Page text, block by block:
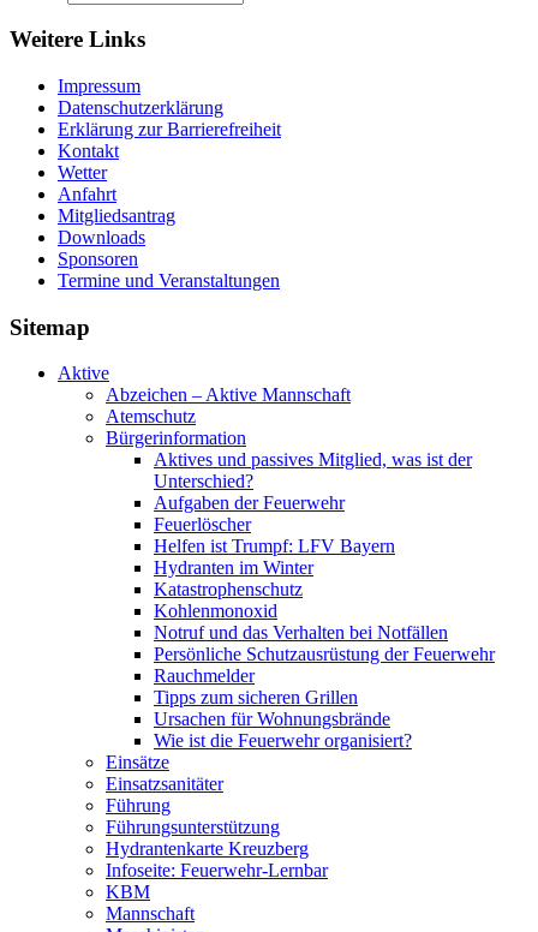
Weitere Links
Impressum
Datenschutzerklärung
Erklärung zur Barriere­frei­heit
Kontakt
Wetter
Anfahrt
Mitgliedsantrag
Downloads
Sponsoren
Termine und Veranstaltungen
Sitemap
Aktive
Abzeichen – Aktive Mannschaft
Atemschutz
Bürgerinformation
Aktives und passives Mitglied, was ist der
Unterschied?
Aufgaben der Feuerwehr
Feuerlöscher
Helfen ist Trumpf: LFV Bayern
Hydranten im Winter
Katastrophenschutz
Kohlenmonoxid
Notruf und das Verhalten bei Notfällen
Persönliche Schutzausrüstung der Feuerwehr
Rauchmelder
Tipps zum sicheren Grillen
Ursachen für Wohnungsbrände
Wie ist die Feuerwehr organisiert?
Einsätze
Einsatzsanitäter
Führung
Führungsunterstützung
Hydrantenkarte Kreuzberg
Infoseite: Feuerwehr-Lernbar
KBM
Mannschaft